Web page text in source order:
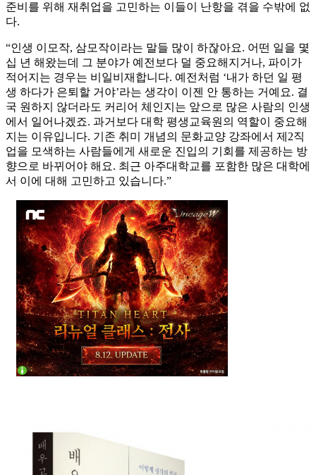
준비를 위해 재취업을 고민하는 이들이 난항을 겪을 수밖에 없
다.
“인생 이모작, 삼모작이라는 말들 많이 하잖아요. 어떤 일을 몇
십 년 해왔는데 그 분야가 예전보다 덜 중요해지거나, 파이가
적어지는 경우는 비일비재합니다. 예전처럼 ‘내가 하던 일 평
생 하다가 은퇴할 거야’라는 생각이 이젠 안 통하는 거예요. 결
국 원하지 않더라도 커리어 체인지는 앞으로 많은 사람의 인생
에서 일어나겠죠. 과거보다 대학 평생교육원의 역할이 중요해
지는 이유입니다. 기존 취미 개념의 문화교양 강좌에서 제2직
업을 모색하는 사람들에게 새로운 진입의 기회를 제공하는 방
향으로 바뀌어야 해요. 최근 아주대학교를 포함한 많은 대학에
서 이에 대해 고민하고 있습니다.”